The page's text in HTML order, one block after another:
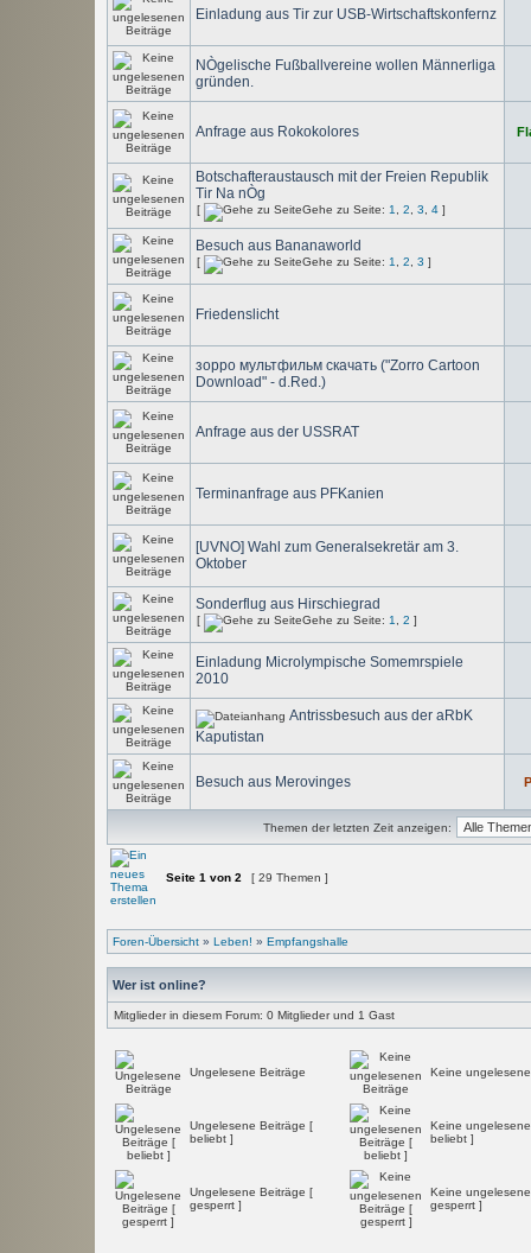
Einladung aus Tir zur USB-Wirtschaftskonfernz
NÒgelische Fußballvereine wollen Männerliga
gründen.
Anfrage aus Rokokolores
Botschafteraustausch mit der Freien Republik
Tir Na nÒg
[ Gehe zu Seite: 1 2 3 4 ]
Besuch aus Bananaworld
[ Gehe zu Seite: 1 2 3 ]
Friedenslicht
зорро мультфильм скачать ("Zorro Cartoon
Download" - d.Red.)
Anfrage aus der USSRAT
Terminanfrage aus PFKanien
[UVNO] Wahl zum Generalsekretär am 3.
Oktober
Sonderflug aus Hirschiegrad
[ Gehe zu Seite: 1 2 ]
Einladung Microlympische Somemrspiele
2010
Antrissbesuch aus der aRbK
Kaputistan
Besuch aus Merovinges
Themen der letzten Zeit anzeigen:
Seite 1 von 2 [ 29 Themen ]
Foren-Übersicht » Leben! » Empfangshalle
Wer ist online?
Mitglieder in diesem Forum: 0 Mitglieder und 1 Gast
Ungelesene Beiträge Keine
Ungelesene Beiträge [
beliebt ]
Keine
beliebt ]
Ungelesene Beiträge [
gesperrt ]
Keine
gesperrt ]